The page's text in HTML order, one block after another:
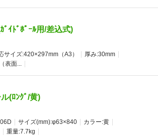
ｲﾄﾞﾎﾟｰﾙ用/差込式)
サイズ:420×297mm（A3）
厚み:30mm
表面...
(ﾛﾝｸﾞ/黄)
サイズ(mm):φ63×840
カラー:黄
重量:7.7kg